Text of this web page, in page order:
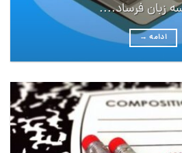
زبان فرساد....
ادامه →